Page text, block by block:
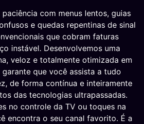
com menus lentos, guias
e quedas repentinas de sinal
que cobram faturas
instável. Desenvolvemos uma
veloz e totalmente otimizada em
que você assista a tudo
de forma contínua e inteiramente
das tecnologias ultrapassadas.
no controle da TV ou toques na
encontra o seu canal favorito. É a